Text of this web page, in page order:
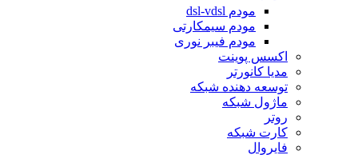
مودم dsl-vdsl
مودم سیمکارتی
مودم فیبر نوری
اکسس پوینت
مدیا کانورتر
توسعه دهنده شبکه
ماژول شبکه
روتر
کارت شبکه
فایروال